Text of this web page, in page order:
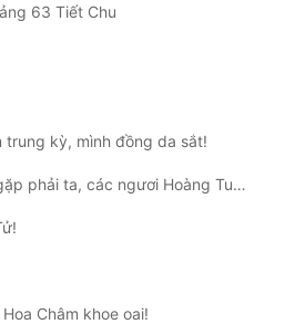
63 Tiết Chu
kỳ, mình đồng da sắt!
Chương 55: Hôm nay gặp phải ta, các ngươi Hoàng Tuyền lộ phía trên tốt làm bạn!
Châm khoe oai!